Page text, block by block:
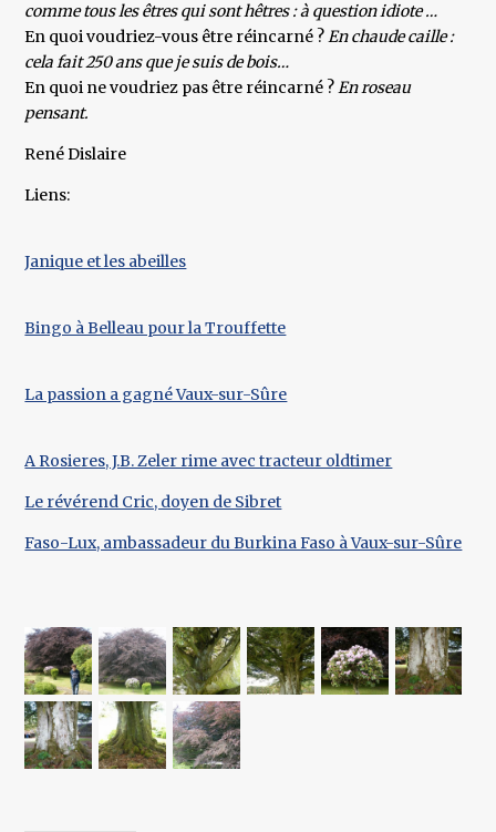
comme tous les êtres qui sont hêtres : à question idiote …
En quoi voudriez-vous être réincarné ?En chaude caille :
cela fait 250 ans que je suis de bois…
En quoi ne voudriez pas être réincarné ?En roseau
pensant.
René Dislaire
Liens:
Janique et les abeilles
Bingo à Belleau pour la Trouffette
La passion a gagné Vaux-sur-Sûre
A Rosieres, J.B. Zeler rime avec tracteur oldtimer
Le révérend Cric, doyen de Sibret
Faso-Lux, ambassadeur du Burkina Faso à Vaux-sur-Sûre